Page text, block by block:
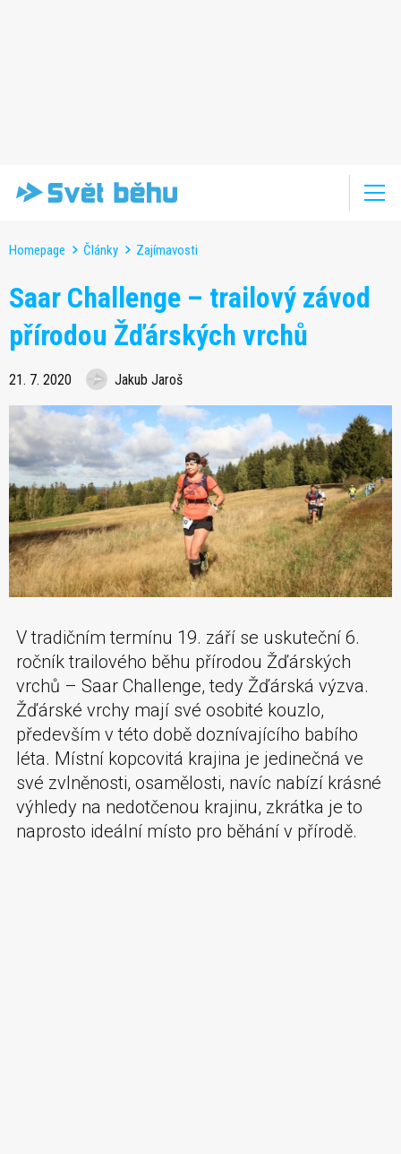
Homepage Články Zajímavosti
Saar Challenge – trailový závod
přírodou Žďárských vrchů
21. 7. 2020 Jakub Jaroš
V tradičním termínu 19. září se uskuteční 6.
ročník trailového běhu přírodou Žďárských
vrchů – Saar Challenge, tedy Žďárská výzva.
Žďárské vrchy mají své osobité kouzlo,
především v této době doznívajícího babího
léta. Místní kopcovitá krajina je jedinečná ve
své zvlněnosti, osamělosti, navíc nabízí krásné
výhledy na nedotčenou krajinu, zkrátka je to
naprosto ideální místo pro běhání v přírodě.